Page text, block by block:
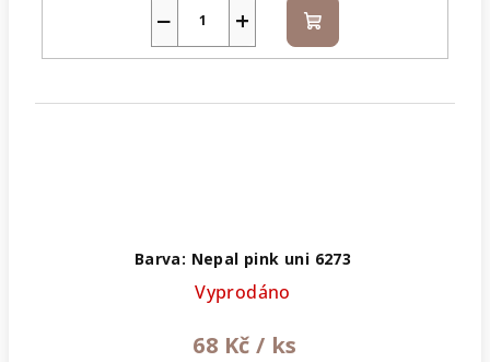
+
− Do
košíku
Barva: Nepal pink uni 6273
Vyprodáno
68 Kč / ks